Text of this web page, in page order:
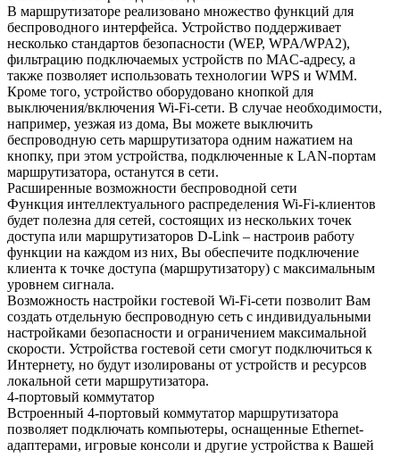
В маршрутизаторе реализовано множество функций для
беспроводного интерфейса. Устройство поддерживает
несколько стандартов безопасности (WEP, WPA/WPA2),
фильтрацию подключаемых устройств по MAC-адресу, а
также позволяет использовать технологии WPS и WMM.
Кроме того, устройство оборудовано кнопкой для
выключения/включения Wi-Fi-сети. В случае необходимости,
например, уезжая из дома, Вы можете выключить
беспроводную сеть маршрутизатора одним нажатием на
кнопку, при этом устройства, подключенные к LAN-портам
маршрутизатора, останутся в сети.
Расширенные возможности беспроводной сети
Функция интеллектуального распределения Wi-Fi-клиентов
будет полезна для сетей, состоящих из нескольких точек
доступа или маршрутизаторов D-Link – настроив работу
функции на каждом из них, Вы обеспечите подключение
клиента к точке доступа (маршрутизатору) с максимальным
уровнем сигнала.
Возможность настройки гостевой Wi-Fi-сети позволит Вам
создать отдельную беспроводную сеть с индивидуальными
настройками безопасности и ограничением максимальной
скорости. Устройства гостевой сети смогут подключиться к
Интернету, но будут изолированы от устройств и ресурсов
локальной сети маршрутизатора.
4-портовый коммутатор
Встроенный 4-портовый коммутатор маршрутизатора
позволяет подключать компьютеры, оснащенные Ethernet-
адаптерами, игровые консоли и другие устройства к Вашей